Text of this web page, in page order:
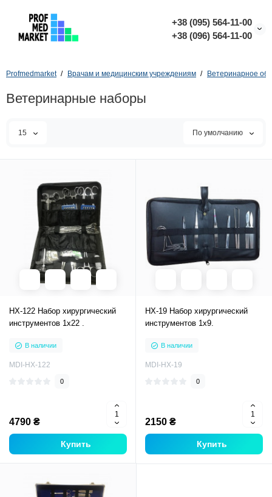
+38 (095) 564-11-00
+38 (096) 564-11-00
Profmedmarket Врачам и медицинским учреждениям Ветеринарное
Ветеринарные наборы
15 По умолчанию
НХ-122 Набор хирургический
инструментов 1х22 .
В наличии
MDI-НХ-122
0
4790 ₴
Купить
НХ-19 Набор хирургический
инструментов 1х9.
В наличии
MDI-НХ-19
0
2150 ₴
Купить